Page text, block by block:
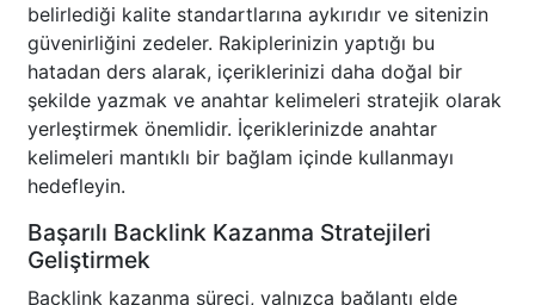
belirlediği kalite standartlarına aykırıdır ve sitenizin
güvenirliğini zedeler. Rakiplerinizin yaptığı bu
hatadan ders alarak, içeriklerinizi daha doğal bir
şekilde yazmak ve anahtar kelimeleri stratejik olarak
yerleştirmek önemlidir. İçeriklerinizde anahtar
kelimeleri mantıklı bir bağlam içinde kullanmayı
hedefleyin.
Başarılı Backlink Kazanma Stratejileri
Geliştirmek
Backlink kazanma süreci, yalnızca bağlantı elde